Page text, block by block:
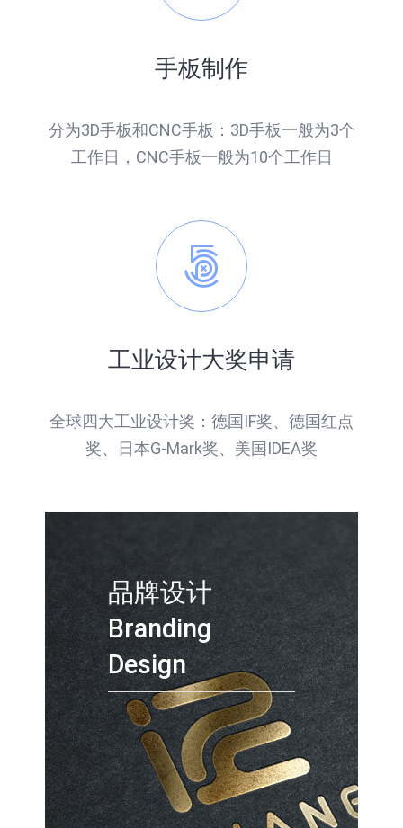
手板制作
分为3D手板和CNC手板：3D手板一般为3个
工作日，CNC手板一般为10个工作日
工业设计大奖申请
全球四大工业设计奖：德国IF奖、德国红点
奖、日本G-Mark奖、美国IDEA奖
品牌设计
Branding
Design